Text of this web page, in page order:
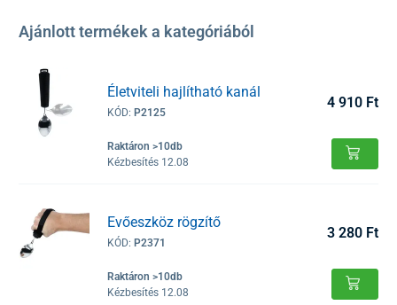
fogást, minimalizálják a kiömlés kockázatát, és az étkezéseket
biztonságossá és kényelmessé varázsolják felesleges erőfeszítés
Ajánlott termékek a kategóriából
Életviteli hajlítható kanál
KÓD: P2125
Raktáron >10db
Kézbesítés 12.08
4 910 Ft
Evőeszköz rögzítő
KÓD: P2371
Raktáron >10db
Kézbesítés 12.08
3 280 Ft